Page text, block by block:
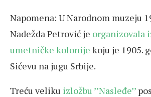
Napomena: U Narodnom muzeju
Nadežda Petrović je organizovala
umetničke kolonije koju je 1905.
Sićevu na jugu Srbije.
Treću veliku izložbu ’’Nasleđe’’